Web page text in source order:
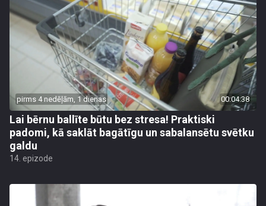
pirms 4 nedēļām, 1 dienas 00:04:38
Lai bērnu ballīte būtu bez stresa! Praktiski
padomi, kā saklāt bagātīgu un sabalansētu svētku
galdu
14. epizode